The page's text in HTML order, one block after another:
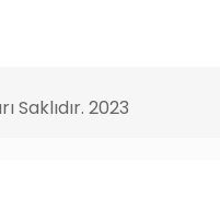
Saklıdır. 2023